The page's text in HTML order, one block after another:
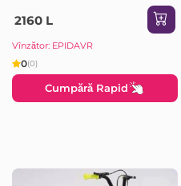
2160 L
Vînzător: EPIDAVR
0(0)
Cumpără Rapid